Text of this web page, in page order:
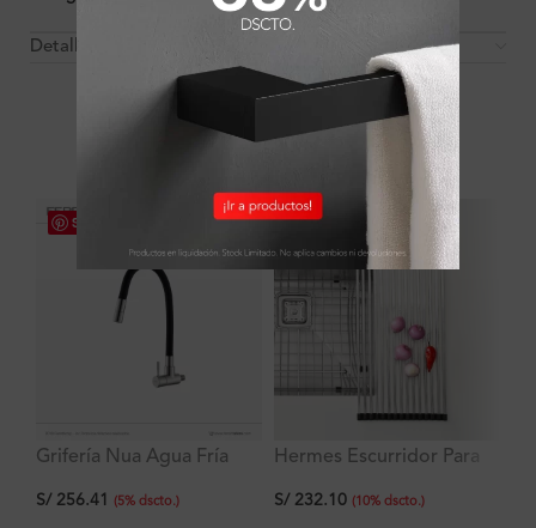
Detalles y Material
OTROS PRODUCTOS QUE PUEDEN
Save
Grifería Nua Agua Fría
con pico flex negro de
S/ 256.41 (5% dscto.)
Save
Hermes Escurridor Para
Inoxidable
S/232.10 (10% dscto.)